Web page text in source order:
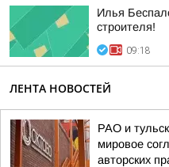
Илья
строителя!
09:18
ЛЕНТА НОВОСТЕЙ
РАО и
мировое
авторских